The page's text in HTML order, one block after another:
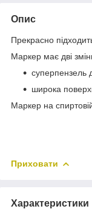
Опис
Прекрасно
Маркер має дві
суперпензель
широка
Маркер на
Приховати
Характеристики